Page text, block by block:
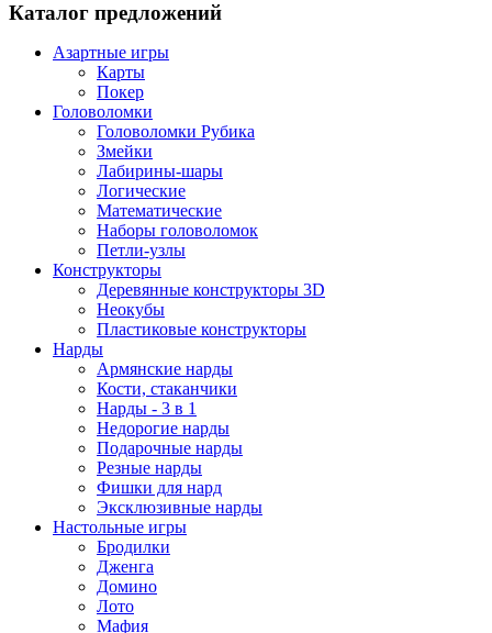
Каталог предложений
Азартные игры
Карты
Покер
Головоломки
Головоломки Рубика
Змейки
Лабирины-шары
Логические
Математические
Наборы головоломок
Петли-узлы
Конструкторы
Деревянные конструкторы 3D
Неокубы
Пластиковые конструкторы
Нарды
Армянские нарды
Кости, стаканчики
Нарды - 3 в 1
Недорогие нарды
Подарочные нарды
Резные нарды
Фишки для нард
Эксклюзивные нарды
Настольные игры
Бродилки
Дженга
Домино
Лото
Мафия